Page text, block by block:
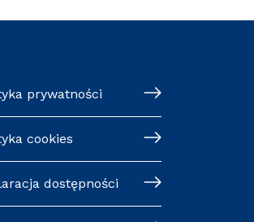
prywatności
cookies
dostępności